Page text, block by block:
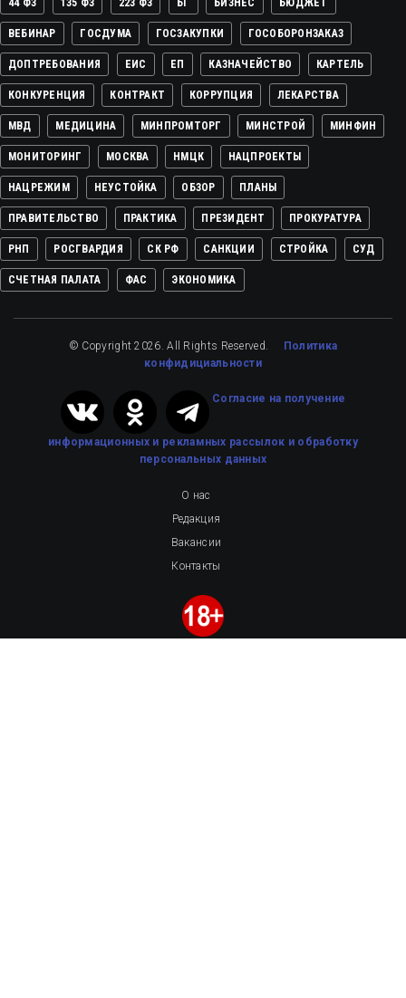
44 ФЗ 135 ФЗ 223 ФЗ БГ БИЗНЕС БЮДЖЕТ
ВЕБИНАР ГОСДУМА ГОСЗАКУПКИ ГОСОБОРОНЗАКАЗ
ДОПТРЕБОВАНИЯ ЕИС ЕП КАЗНАЧЕЙСТВО КАРТЕЛЬ
КОНКУРЕНЦИЯ КОНТРАКТ КОРРУПЦИЯ ЛЕКАРСТВА
МВД МЕДИЦИНА МИНПРОМТОРГ МИНСТРОЙ МИНФИН
МОНИТОРИНГ МОСКВА НМЦК НАЦПРОЕКТЫ
НАЦРЕЖИМ НЕУСТОЙКА ОБЗОР ПЛАНЫ
ПРАВИТЕЛЬСТВО ПРАКТИКА ПРЕЗИДЕНТ ПРОКУРАТУРА
РНП РОСГВАРДИЯ СК РФ САНКЦИИ СТРОЙКА СУД
СЧЕТНАЯ ПАЛАТА ФАС ЭКОНОМИКА
© Copyright 2026. All Rights Reserved. Политика
конфидициальности
Cогласие на получение
информационных и рекламных рассылок и обработку
персональных данных
О нас
Редакция
Вакансии
Контакты